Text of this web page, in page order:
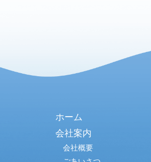
ホーム
会社案内
会社概要